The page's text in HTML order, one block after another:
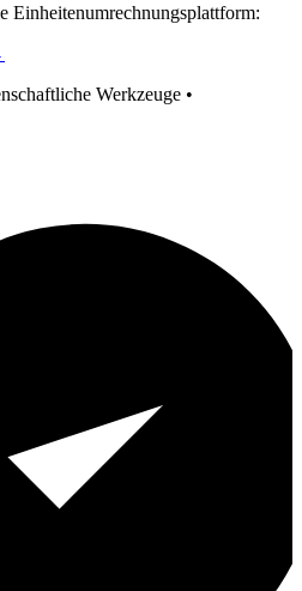
Einheitenumrechnungsplattform:
Werkzeuge •